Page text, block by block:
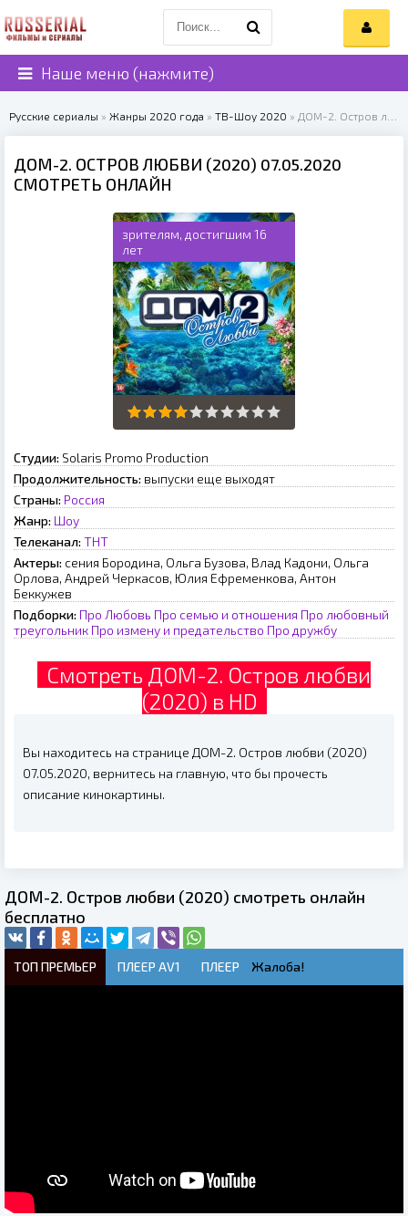
Наше меню (нажмите)
Русские сериалы » Жанры 2020 года » ТВ-Шоу 2020 » ДОМ-2. Остров любви (2020)
ДОМ-2. ОСТРОВ ЛЮБВИ (2020) 07.05.2020
СМОТРЕТЬ ОНЛАЙН
зрителям, достигшим 16
лет
Студии: Solaris Promo Production
Продолжительность: выпуски еще выходят
Страны: Россия
Жанр: Шоу
Телеканал: ТНТ
Актеры: сения Бородина, Ольга Бузова, Влад Кадони, Ольга
Орлова, Андрей Черкасов, Юлия Ефременкова, Антон
Беккужев
Подборки: Про Любовь Про семью и отношения Про любовный
треугольник Про измену и предательство Про дружбу
Смотреть ДОМ-2. Остров любви
(2020) в HD
Вы находитесь на странице ДОМ-2. Остров любви (2020)
07.05.2020, вернитесь на главную, что бы прочесть
описание кинокартины.
ДОМ-2. Остров любви (2020) смотреть онлайн
бесплатно
ТОП ПРЕМЬЕР ПЛЕЕР AV1 ПЛЕЕР Жалоба!